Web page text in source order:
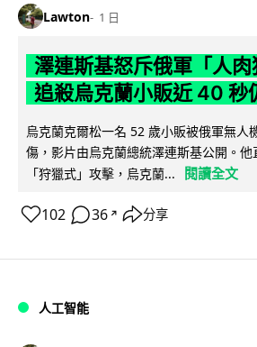
Lawton 1 日
澤連斯基怒斥俄軍「人
追殺烏克蘭小販近 40 秒
烏克蘭克爾松一名 52 歲小販被俄軍無人
傷，影片由烏克蘭總統澤連斯基公開。
「狩獵式」攻擊，烏克蘭...
閱讀全文
102 36 ↗ 分享
人工智能